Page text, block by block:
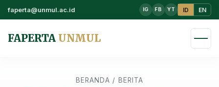
faperta@unmul.ac.id IG FB YT ID EN
FAPERTA UNMUL
BERANDA / BERITA